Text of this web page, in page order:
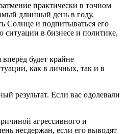
практически в точном
длинный день в году,
Солнце и подпитываться его
в бизнесе и политике,
будет крайне
как в личных, так и в
результат. Если вас одолевали
агрессивного и
несдержан, если его выводят